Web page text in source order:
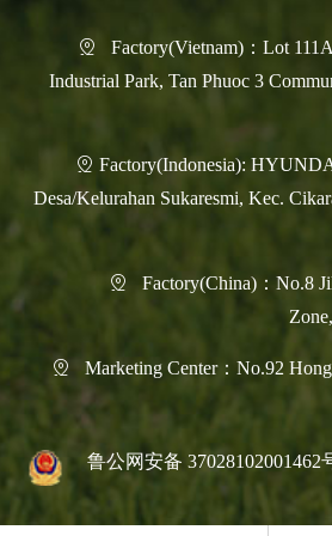

Factory(Vietnam)：Lot
Industrial Park, Tan Phuoc 3
 Factory(Indonesia):
Desa/Kelurahan Sukaresmi, Kec.

Factory(China)：No.8

Marketing Center：No.92
鲁公网安备 37028102001462